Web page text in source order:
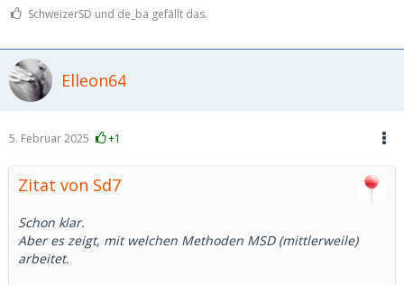
SchweizerSD und de_ba gefällt das.
Elleon64
5. Februar 2025 +1
Zitat von Sd7
Schon klar.
Aber es zeigt, mit welchen Methoden MSD (mittlerweile)
arbeitet.